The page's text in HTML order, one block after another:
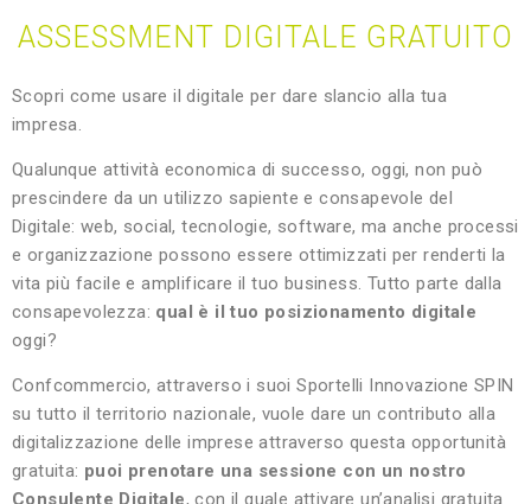
ASSESSMENT DIGITALE GRATUITO
Scopri come usare il digitale per dare slancio alla tua
impresa.
Qualunque attività economica di successo, oggi, non può
prescindere da un utilizzo sapiente e consapevole del
Digitale: web, social, tecnologie, software, ma anche processi
e organizzazione possono essere ottimizzati per renderti la
vita più facile e amplificare il tuo business. Tutto parte dalla
consapevolezza: qual è il tuo posizionamento digitale
oggi?
Confcommercio, attraverso i suoi Sportelli Innovazione SPIN
su tutto il territorio nazionale, vuole dare un contributo alla
digitalizzazione delle imprese attraverso questa opportunità
gratuita: puoi prenotare una sessione con un nostro